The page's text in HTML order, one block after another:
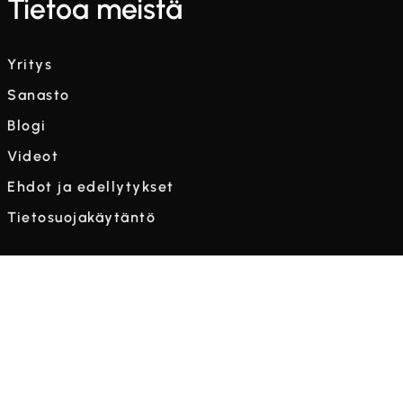
Tietoa meistä
Yritys
Sanasto
Blogi
Videot
Ehdot ja edellytykset
Tietosuojakäytäntö